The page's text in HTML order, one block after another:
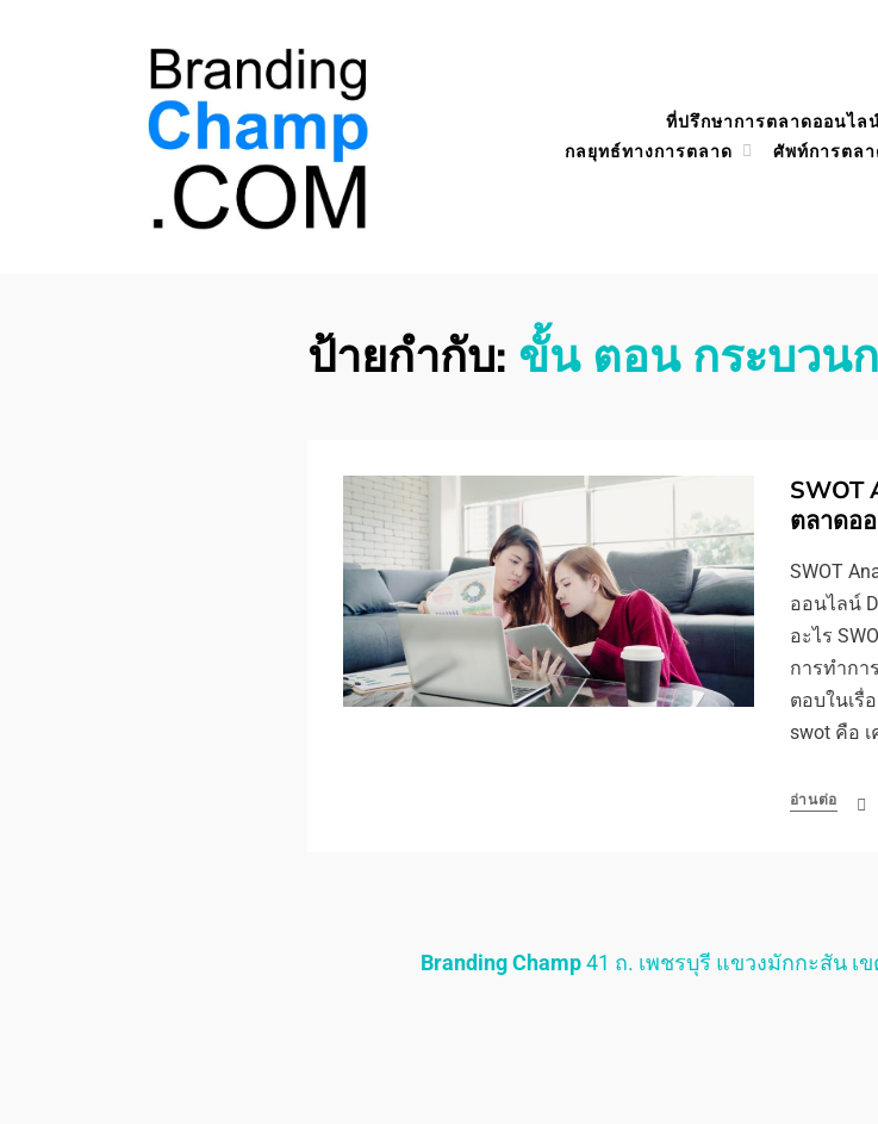
ที่ปรึกษาการตลาดออนไล
กลยุทธ์ทางการตลาด
ศัพท์การตลา
ป้ายกำกับ: ขั้น ตอน กระบวน
SWOT
ตลาดอ
SWOT
ออนไลน์
อะไร
การทำกา
ตอบในเรื่
swot คือ
อ่านต่อ
Branding Champ41 ถ. เพชรบุรี แขวงมักกะสัน เ